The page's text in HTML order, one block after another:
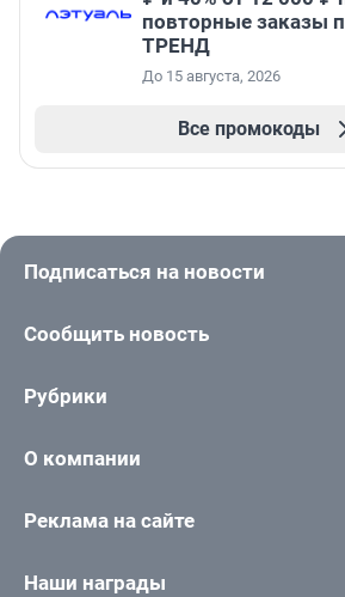
повторные заказы
ТРЕНД
До 15 августа, 2026
Все промокоды
Подписаться на новости
Сообщить новость
Рубрики
О компании
Реклама на сайте
Наши награды